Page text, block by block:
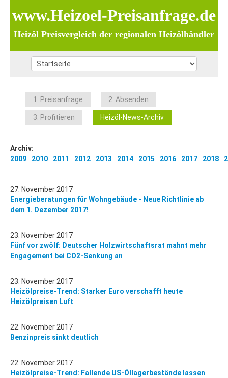
www.Heizoel-Preisanfrage.de
Heizöl Preisvergleich der regionalen Heizölhändler
1. Preisanfrage 2. Absenden
3. Profitieren Heizöl-News-Archiv
Archiv:
2009
2010 2011 2012 2013 2014 2015 2016 2017 2018
27. November 2017
Energieberatungen für Wohngebäude - Neue Richtlinie ab
dem 1. Dezember 2017!
23. November 2017
Fünf vor zwölf: Deutscher Holzwirtschaftsrat mahnt mehr
Engagement bei CO2-Senkung an
23. November 2017
Heizölpreise-Trend: Starker Euro verschafft heute
Heizölpreisen Luft
22. November 2017
Benzinpreis sinkt deutlich
22. November 2017
Heizölpreise-Trend: Fallende US-Öllagerbestände lassen